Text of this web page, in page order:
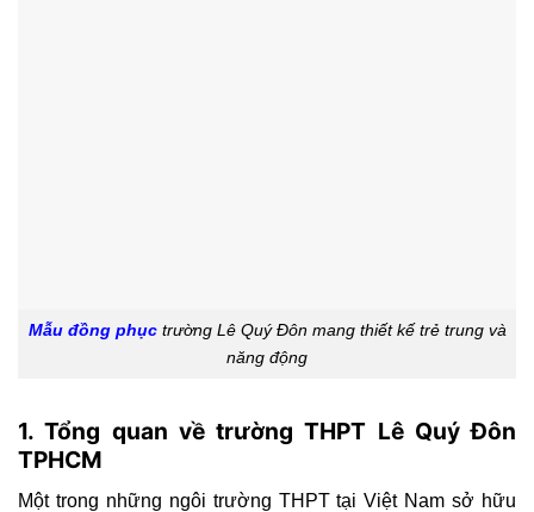
Mẫu đồng phụctrường Lê Quý Đôn mang thiết kế trẻ trung và
năng động
1. Tổng quan về trường THPT Lê Quý Đôn
TPHCM
Một trong những ngôi trường THPT tại Việt Nam sở hữu